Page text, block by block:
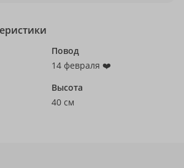
Повод
14 февраля ❤️
Высота
40 см